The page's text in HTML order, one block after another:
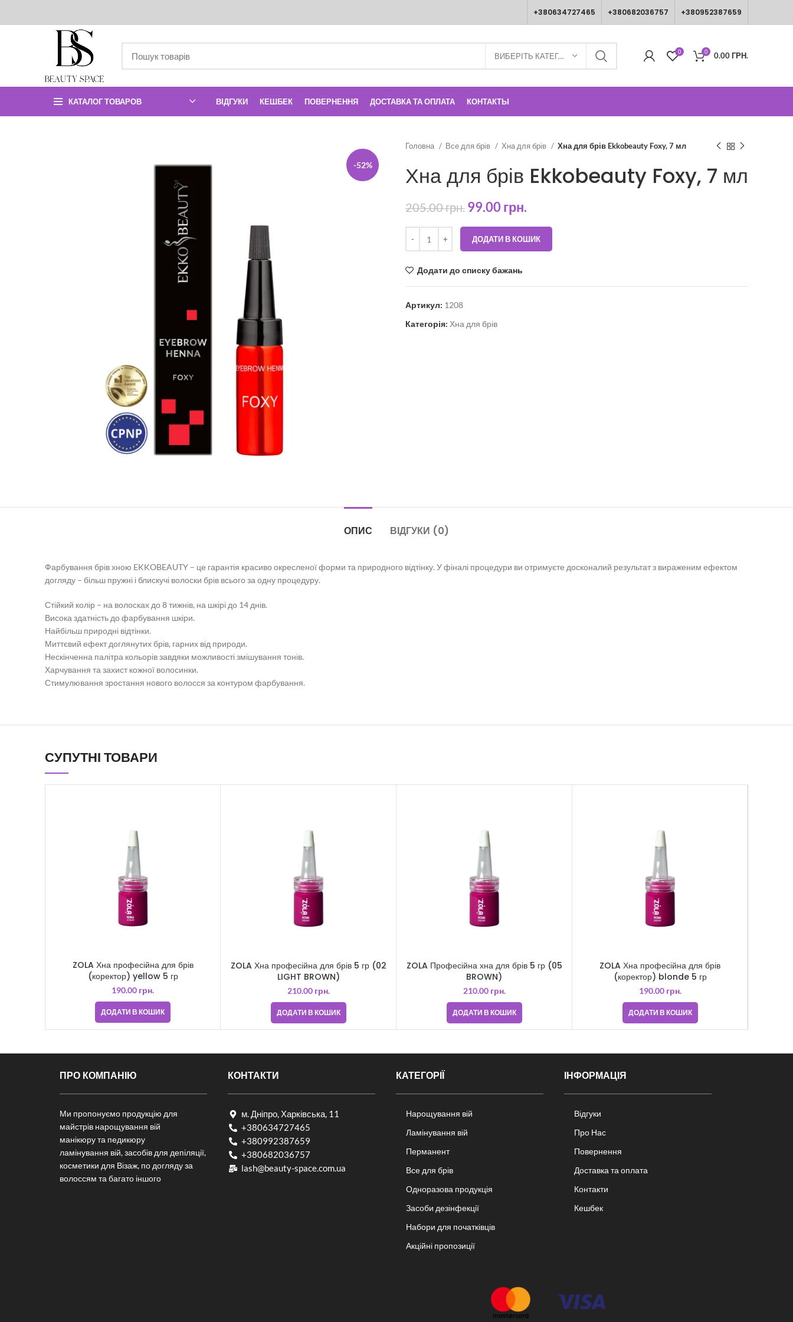
+380634727465 +380682036757 +380952387659
ВИБЕРІТЬ КАТЕГОРІЮ 0 0 0.00ГРН.
КАТАЛОГ ТОВАРОВ ВІДГУКИ КЕШБЕК ПОВЕРНЕННЯ ДОСТАВКА ТА ОПЛАТА КОНТАКТЫ
-52%
Головна Все для брів Хна для брів Хна для брів Ekkobeauty Foxy, 7 мл
Хна для брів Ekkobeauty Foxy, 7 мл
205.00грн. 99.00грн.
ДОДАТИ В КОШИК
Додати до списку бажань
Артикул: 1208
Категорія: Хна для брів
ОПИС ВІДГУКИ (0)
Фарбування брів хною EKKOBEAUTY – це гарантія красиво окресленої форми та природного відтінку. У фіналі процедури ви отримуєте досконалий результат з вираженим ефектом
догляду – більш пружні і блискучі волоски брів всього за одну процедуру.
Стійкий колір – на волосках до 8 тижнів, на шкірі до 14 днів.
Висока здатність до фарбування шкіри.
Найбільш природні відтінки.
Миттєвий ефект доглянутих брів, гарних від природи.
Нескінченна палітра кольорів завдяки можливості змішування тонів.
Харчування та захист кожної волосинки.
Стимулювання зростання нового волосся за контуром фарбування.
СУПУТНІ ТОВАРИ
ZOLA Хна професійна для брів
(коректор) yellow 5 гр
190.00 грн.
ДОДАТИ В КОШИК
ZOLA Хна професійна для брів 5 гр (02
LIGHT BROWN)
210.00 грн.
ДОДАТИ В КОШИК
ZOLA Професійна хна для брів 5 гр (05
BROWN)
210.00 грн.
ДОДАТИ В КОШИК
ZOLA Хна професійна для брів
(коректор) blonde 5 гр
190.00 грн.
ДОДАТИ В КОШИК
ПРО КОМПАНІЮ
Ми пропонуємо продукцію для
майстрів нарощування вій
манікюру та педикюру
ламінування вій, засобів для депіляції,
косметики для Візаж, по догляду за
волоссям та багато іншого
КОНТАКТИ
м. Дніпро, Харківська, 11
+380634727465
+380992387659
+380682036757​
lash@beauty-space.com.ua
КАТЕГОРІЇ
Нарощування вій
Ламінування вій
Перманент
Все для брів
Одноразова продукція
Засоби дезінфекції
Набори для початківців
Акційні пропозиції
ІНФОРМАЦІЯ
Відгуки
Про Нас
Повернення
Доставка та оплата
Контакти
Кешбек